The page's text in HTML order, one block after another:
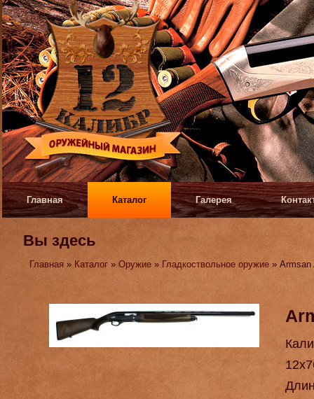
Главная Каталог Галерея
Вы здесь
Главная » Каталог »Оружие » Гладкоствольное оружие » Armsan